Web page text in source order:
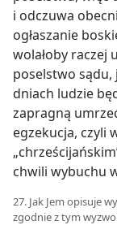
i odczuwa
ogłaszanie
wolałoby raczej
poselstwo sądu,
dniach ludzie
zapragną
egzekucja, czyli
chwili wybuchu
27. Jak Jem opisuje
zgodnie z tym